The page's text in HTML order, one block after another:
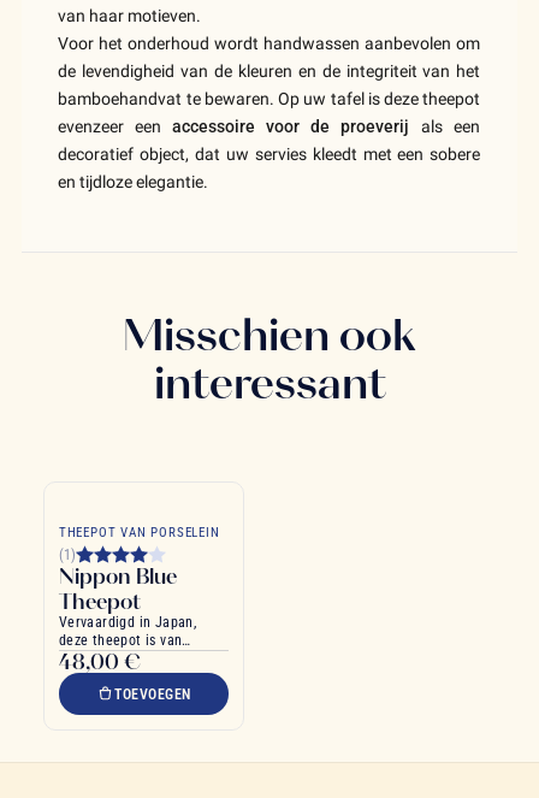
van haar motieven.
Voor het onderhoud wordt handwassen aanbevolen om
de levendigheid van de kleuren en de integriteit van het
bamboehandvat te bewaren. Op uw tafel is deze theepot
evenzeer eenaccessoire voor de proeverij als een
decoratief object, dat uw servies kleedt met een sobere
en tijdloze elegantie.
Misschien ook
interessant
THEEPOT VAN PORSELEIN
(1)
Nippon Blue
Theepot
Vervaardigd in Japan,
deze theepot is van
onberispelijke kwaliteit
48,00 €
TOEVOEGEN